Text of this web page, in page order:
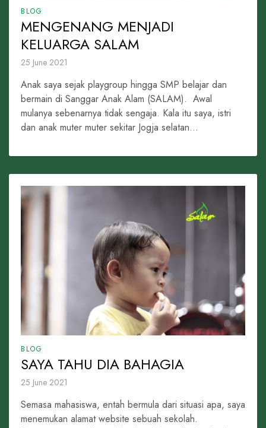
BLOG
MENGENANG MENJADI
KELUARGA SALAM
25 June 2021
Anak saya sejak playgroup hingga SMP belajar dan
bermain di Sanggar Anak Alam (SALAM). Awal
mulanya sebenarnya tidak sengaja. Kala itu saya, istri
dan anak muter muter sekitar Jogja selatan...
BLOG
SAYA TAHU DIA BAHAGIA
25 June 2021
Semasa mahasiswa, entah bermula dari situasi apa, saya
menemukan alamat website sebuah sekolah.